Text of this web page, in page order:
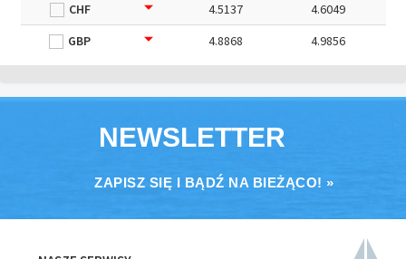
CHF
4.5137
4.6049
GBP
4.8868 4.9856
NEWSLETTER
ZAPISZ SIĘ I BĄDŹ NA BIEŻĄCO! »